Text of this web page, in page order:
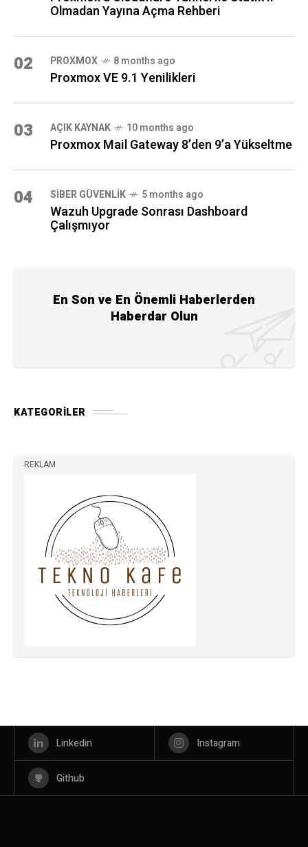
Olmadan Yayına Açma Rehberi
02 PROXMOX 8 months ago
Proxmox VE 9.1 Yenilikleri
03 AÇIK KAYNAK 10 months ago
Proxmox Mail Gateway 8’den 9’a Yükseltme
04 SIBER GÜVENLIK 5 months ago
Wazuh Upgrade Sonrası Dashboard
Çalışmıyor
En Son ve En Önemli Haberlerden
Haberdar Olun
KATEGORILER
REKLAM
Linkedin Instagram
Github